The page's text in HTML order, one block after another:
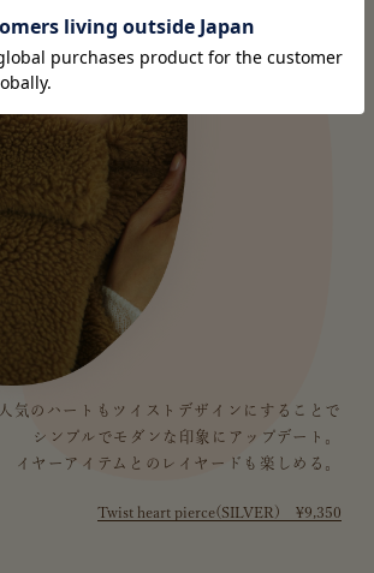
人気のハートもツイストデザインにすることで
シンプルでモダンな印象にアップデート。
イヤーアイテムとのレイヤードも楽しめる。
Twist heart pierce(SILVER) ¥9,350